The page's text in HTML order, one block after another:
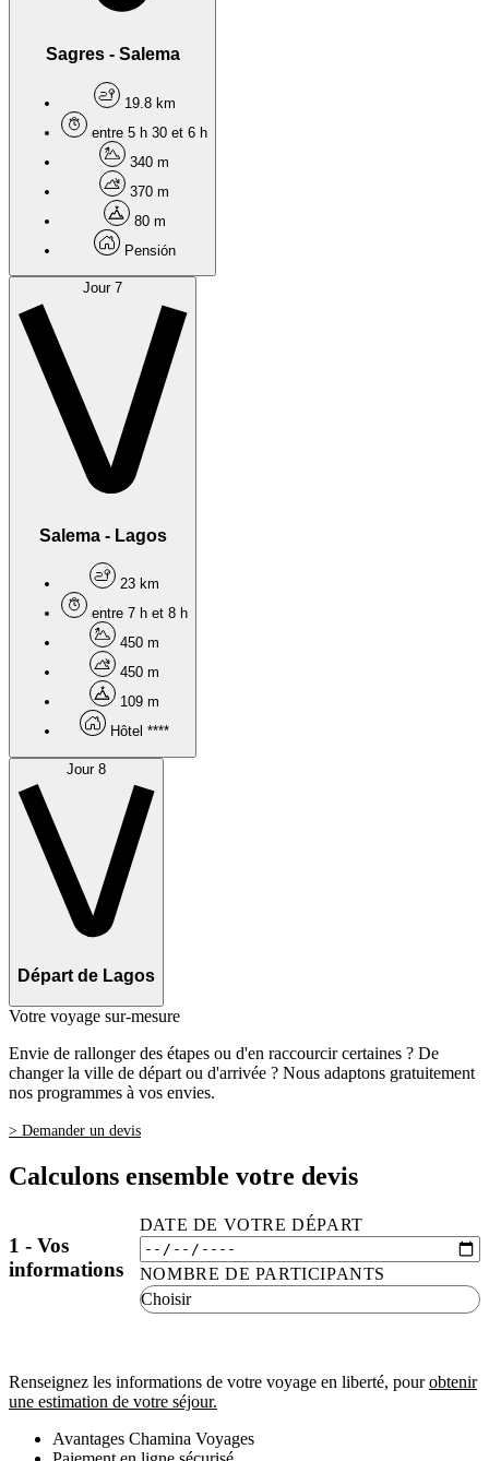
Sagres - Salema
19.8 km
entre 5 h 30 et 6 h
340 m
370 m
80 m
Pensión
Jour 7
Salema - Lagos
23 km
entre 7 h et 8 h
450 m
450 m
109 m
Hôtel ****
Jour 8
Départ de Lagos
Votre voyage sur-mesure
Envie de rallonger des étapes ou d'en raccourcir certaines ? De
changer la ville de départ ou d'arrivée ? Nous adaptons gratuitement
nos programmes à vos envies.
> Demander un devis
Calculons ensemble votre devis
1 - Vos
informations
DATE DE VOTRE DÉPART
NOMBRE DE PARTICIPANTS
Renseignez les informations de votre voyage en liberté, pourobtenir
une estimation de votre séjour.
Avantages Chamina Voyages